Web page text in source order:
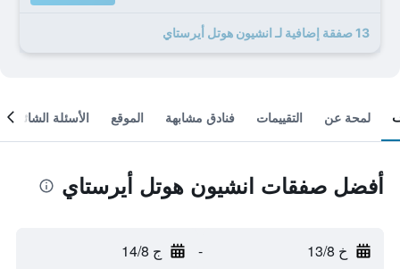
13 صفقة إضافية لـ انشيون هوتل أيرستاي
لمحة عن التقييمات فنادق مشابهة الموقع الأسئلة الشائعة
أفضل صفقات انشيون هوتل أيرستاي
خ 13/8 - ج 14/8